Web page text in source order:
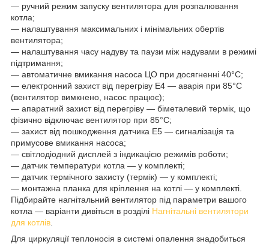
— ручний режим запуску вентилятора для розпалювання
котла;
— налаштування максимальних і мінімальних обертів
вентилятора;
— налаштування часу надуву та паузи між надувами в режимі
підтримання;
— автоматичне вмикання насоса ЦО при досягненні 40°C;
— електронний захист від перегріву E4 — аварія при 85°C
(вентилятор вимкнено, насос працює);
— апаратний захист від перегріву — біметалевий термік, що
фізично відключає вентилятор при 85°C;
— захист від пошкодження датчика E5 — сигналізація та
примусове вмикання насоса;
— світлодіодний дисплей з індикацією режимів роботи;
— датчик температури котла — у комплекті;
— датчик термічного захисту (термік) — у комплекті;
— монтажна планка для кріплення на котлі — у комплекті.
Підбирайте нагнітальний вентилятор під параметри вашого
котла — варіанти дивіться в розділі Нагнітальні вентилятори
для котлів
Для циркуляції теплоносія в системі опалення знадобиться